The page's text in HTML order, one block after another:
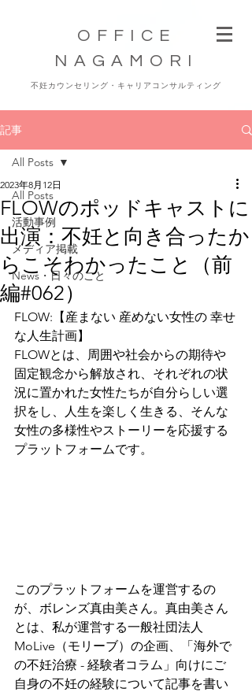
OFFICE
NAGAMORI
不妊カウンセリング・キャリアコンサルティング
記事
All Posts
活動事例
メディア掲載
News・日々のこと
All Posts
FLOWのポッドキャストに
出演：不妊と向き合ったか
らこそわかったこと（前
編#062）
2023年8月12日
FLOW:【産まない 産めない女性の 幸せ
な人生計画】
FLOWとは、周囲や社会からの期待や
固定観念から解放され、それぞれの状
況に置かれた女性たちが自分らしい選
択をし、人生を楽しく生きる、そんな
女性の多様性やストーリーを応援する
プラットフォームです。
このプラットフォームを運営するの
が、ボレンズ真由美さん。真由美さん
とは、私が運営する一般社団法人
MoLive（モリーブ）の企画、「海外で
の不妊治療 - 経験者コラム」向けにご
自身の不妊の経験について記事を書い